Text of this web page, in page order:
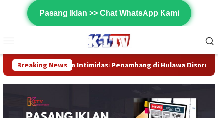
Pasang Iklan >> Chat WhatsApp Kami
Mobile
Breaking News
Penambang di Hulawa Disorot, Aktivis Desak Pemerintah